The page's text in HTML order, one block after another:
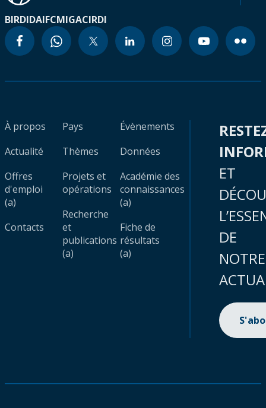
BIRDIDAIFCMIGACIRDI
À propos
Actualité
Offres
d'emploi
(a)
Contacts
Pays
Thèmes
Projets et
opérations
Recherche
et
publications
(a)
Évènements
Données
Académie des
connaissances
(a)
Fiche de
résultats
(a)
ET
DE
NOTRE